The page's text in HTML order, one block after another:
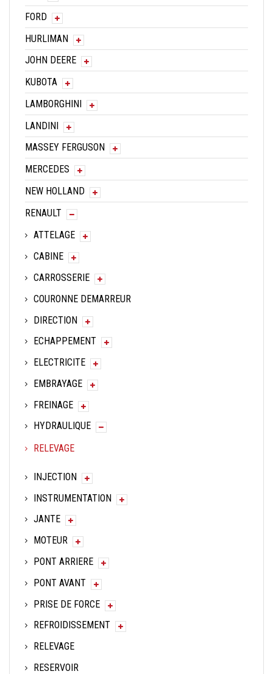
FORD
HURLIMAN
JOHN DEERE
KUBOTA
LAMBORGHINI
LANDINI
MASSEY FERGUSON
MERCEDES
NEW HOLLAND
RENAULT
ATTELAGE
CABINE
CARROSSERIE
COURONNE DEMARREUR
DIRECTION
ECHAPPEMENT
ELECTRICITE
EMBRAYAGE
FREINAGE
HYDRAULIQUE
RELEVAGE
INJECTION
INSTRUMENTATION
JANTE
MOTEUR
PONT ARRIERE
PONT AVANT
PRISE DE FORCE
REFROIDISSEMENT
RELEVAGE
RESERVOIR